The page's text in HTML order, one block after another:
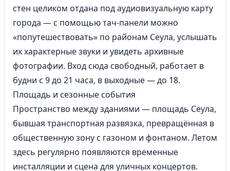
стен целиком отдана под аудиовизуальную карту
города — с помощью тач-панели можно
«попутешествовать» по районам Сеула, услышать
их характерные звуки и увидеть архивные
фотографии. Вход сюда свободный, работает в
будни с 9 до 21 часа, в выходные — до 18.
Площадь и сезонные события
Пространство между зданиями — площадь Сеула,
бывшая транспортная развязка, превращённая в
общественную зону с газоном и фонтаном. Летом
здесь регулярно появляются временные
инсталляции и сцена для уличных концертов.